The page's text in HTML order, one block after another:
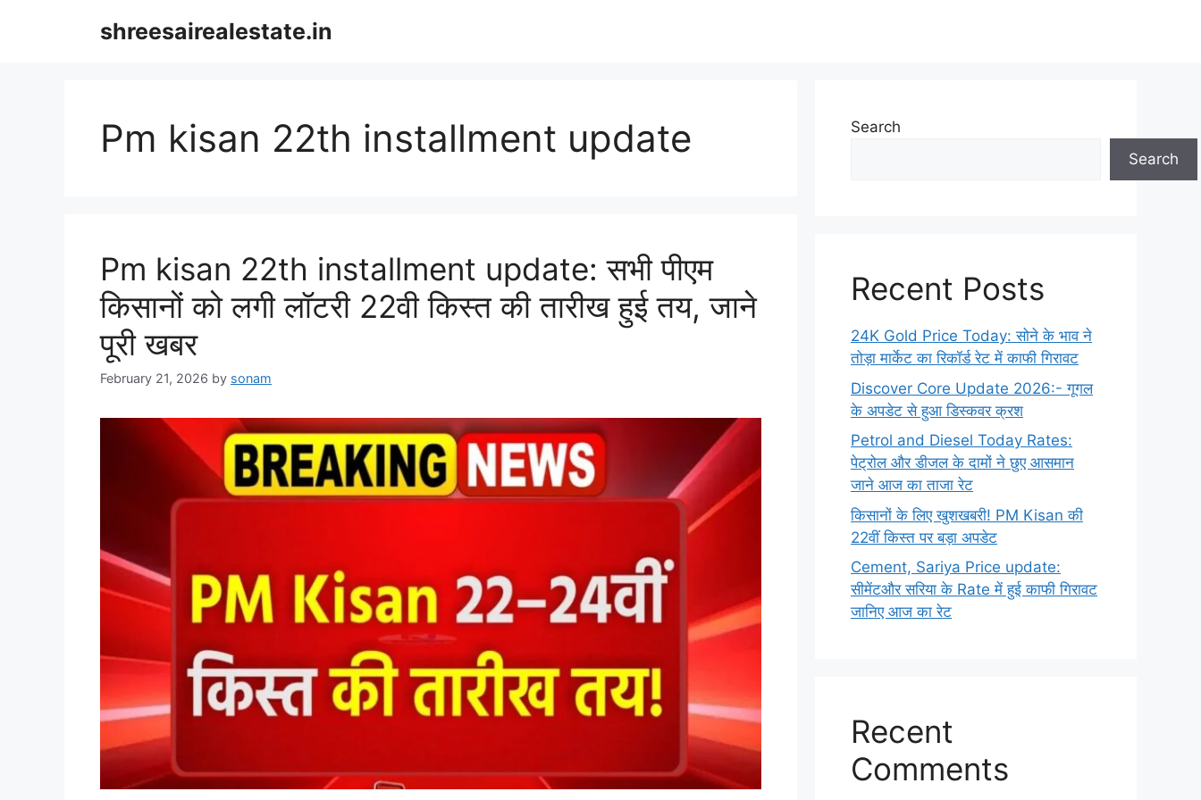
shreesairealestate.in
Pm kisan 22th installment update
Pm kisan 22th installment update: सभी पीएम
किसानों को लगी लॉटरी 22वी किस्त की तारीख हुई तय, जाने
पूरी खबर
February 21, 2026 by sonam
Search
Search
Recent Posts
24K Gold Price Today: सोने के भाव ने
तोड़ा मार्केट का रिकॉर्ड रेट में काफी गिरावट
Discover Core Update 2026:- गूगल
के अपडेट से हुआ डिस्कवर क्रश
Petrol and Diesel Today Rates:
पेट्रोल और डीजल के दामों ने छुए आसमान
जाने आज का ताजा रेट
किसानों के लिए खुशखबरी! PM Kisan की
22वीं किस्त पर बड़ा अपडेट
Cement, Sariya Price update:
सीमेंटऔर सरिया के Rate में हुई काफी गिरावट
जानिए आज का रेट
Recent
Comments